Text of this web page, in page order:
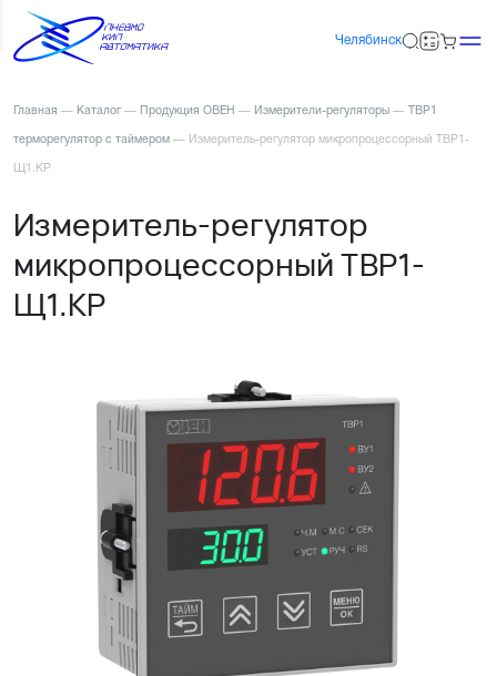
Челябинск
Главная — Каталог — Продукция ОВЕН — Измерители-регуляторы — ТВР1
терморегулятор с таймером — Измеритель-регулятор микропроцессорный ТВР1-
Щ1.КР
Измеритель-регулятор
микропроцессорный ТВР1-
Щ1.КР